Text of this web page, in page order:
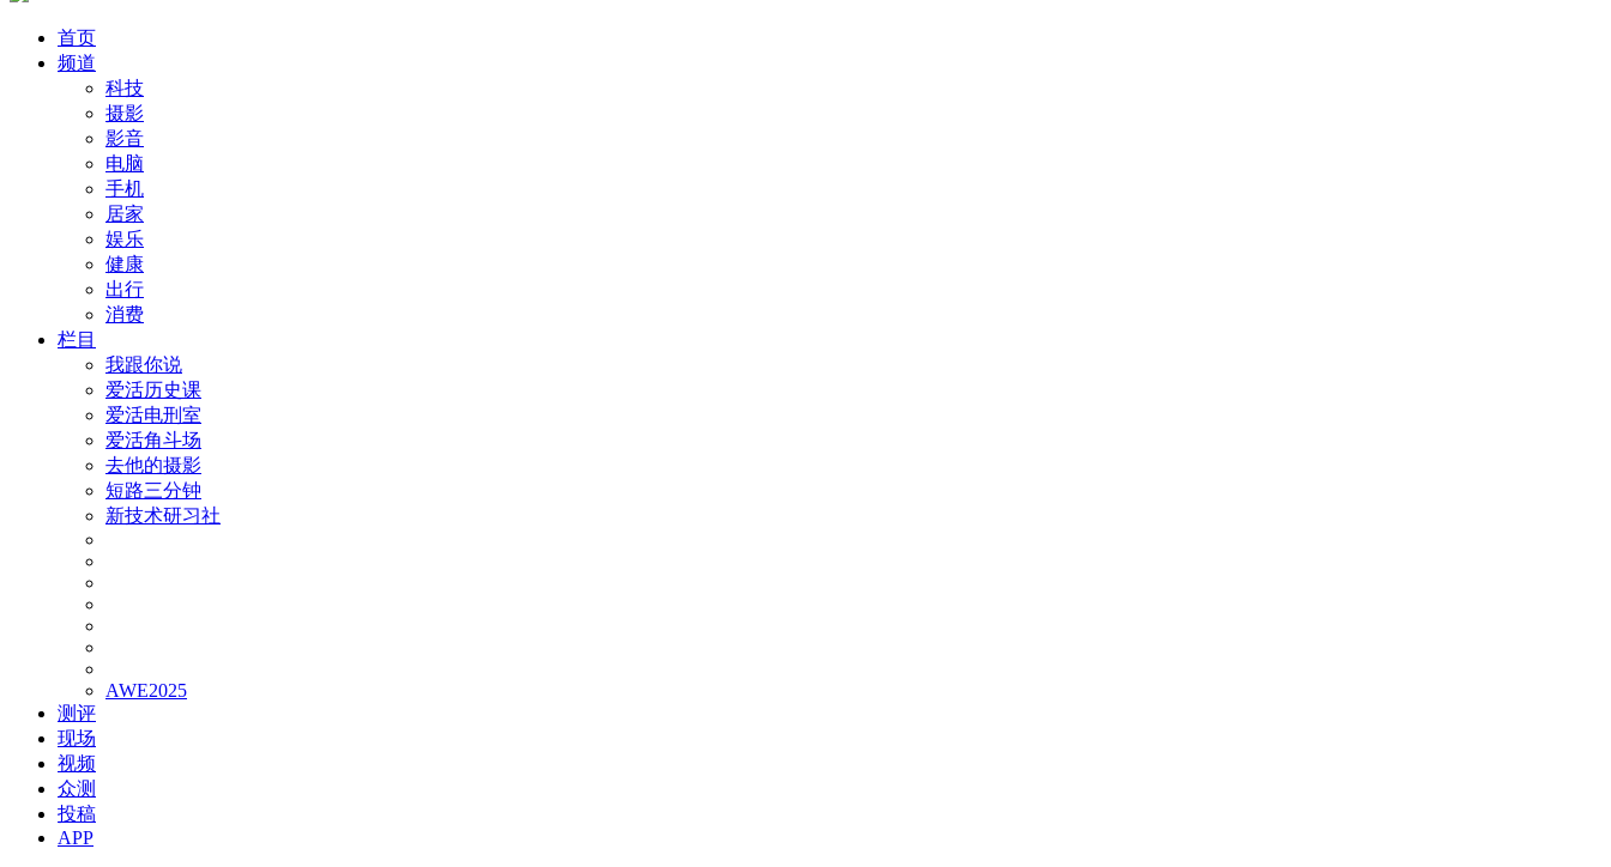
首页
频道
科技
摄影
影音
电脑
手机
居家
娱乐
健康
出行
消费
栏目
我跟你说
爱活历史课
爱活电刑室
爱活角斗场
去他的摄影
短路三分钟
新技术研习社
AWE2025
测评
现场
视频
众测
投稿
APP